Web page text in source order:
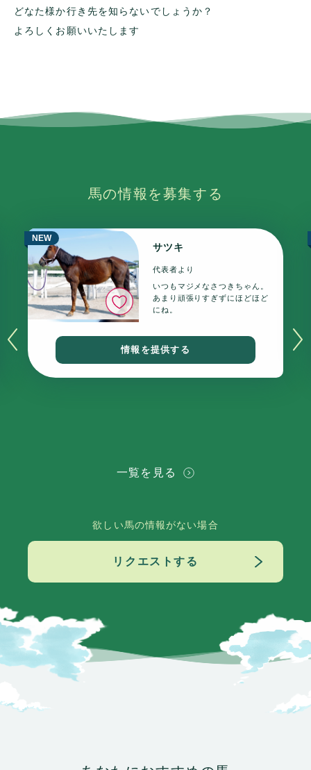
どなた様か行き先を知らないでしょうか？
よろしくお願いいたします
馬の情報を募集する
NEW
いいね
サツキ
代表者より
いつもマジメなさつきちゃん。
あまり頑張りすぎずにほどほど
にね。
情報を提供する
一覧を見る
欲しい馬の情報がない場合
リクエストする